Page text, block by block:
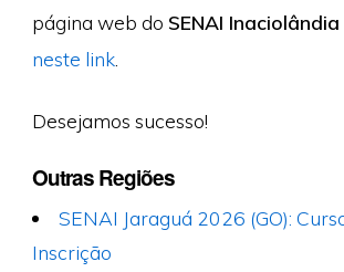
página web do SENAI Inaciolândia
neste link.
Desejamos sucesso!
Outras Regiões
SENAI Jaraguá 2026 (GO):
Inscrição